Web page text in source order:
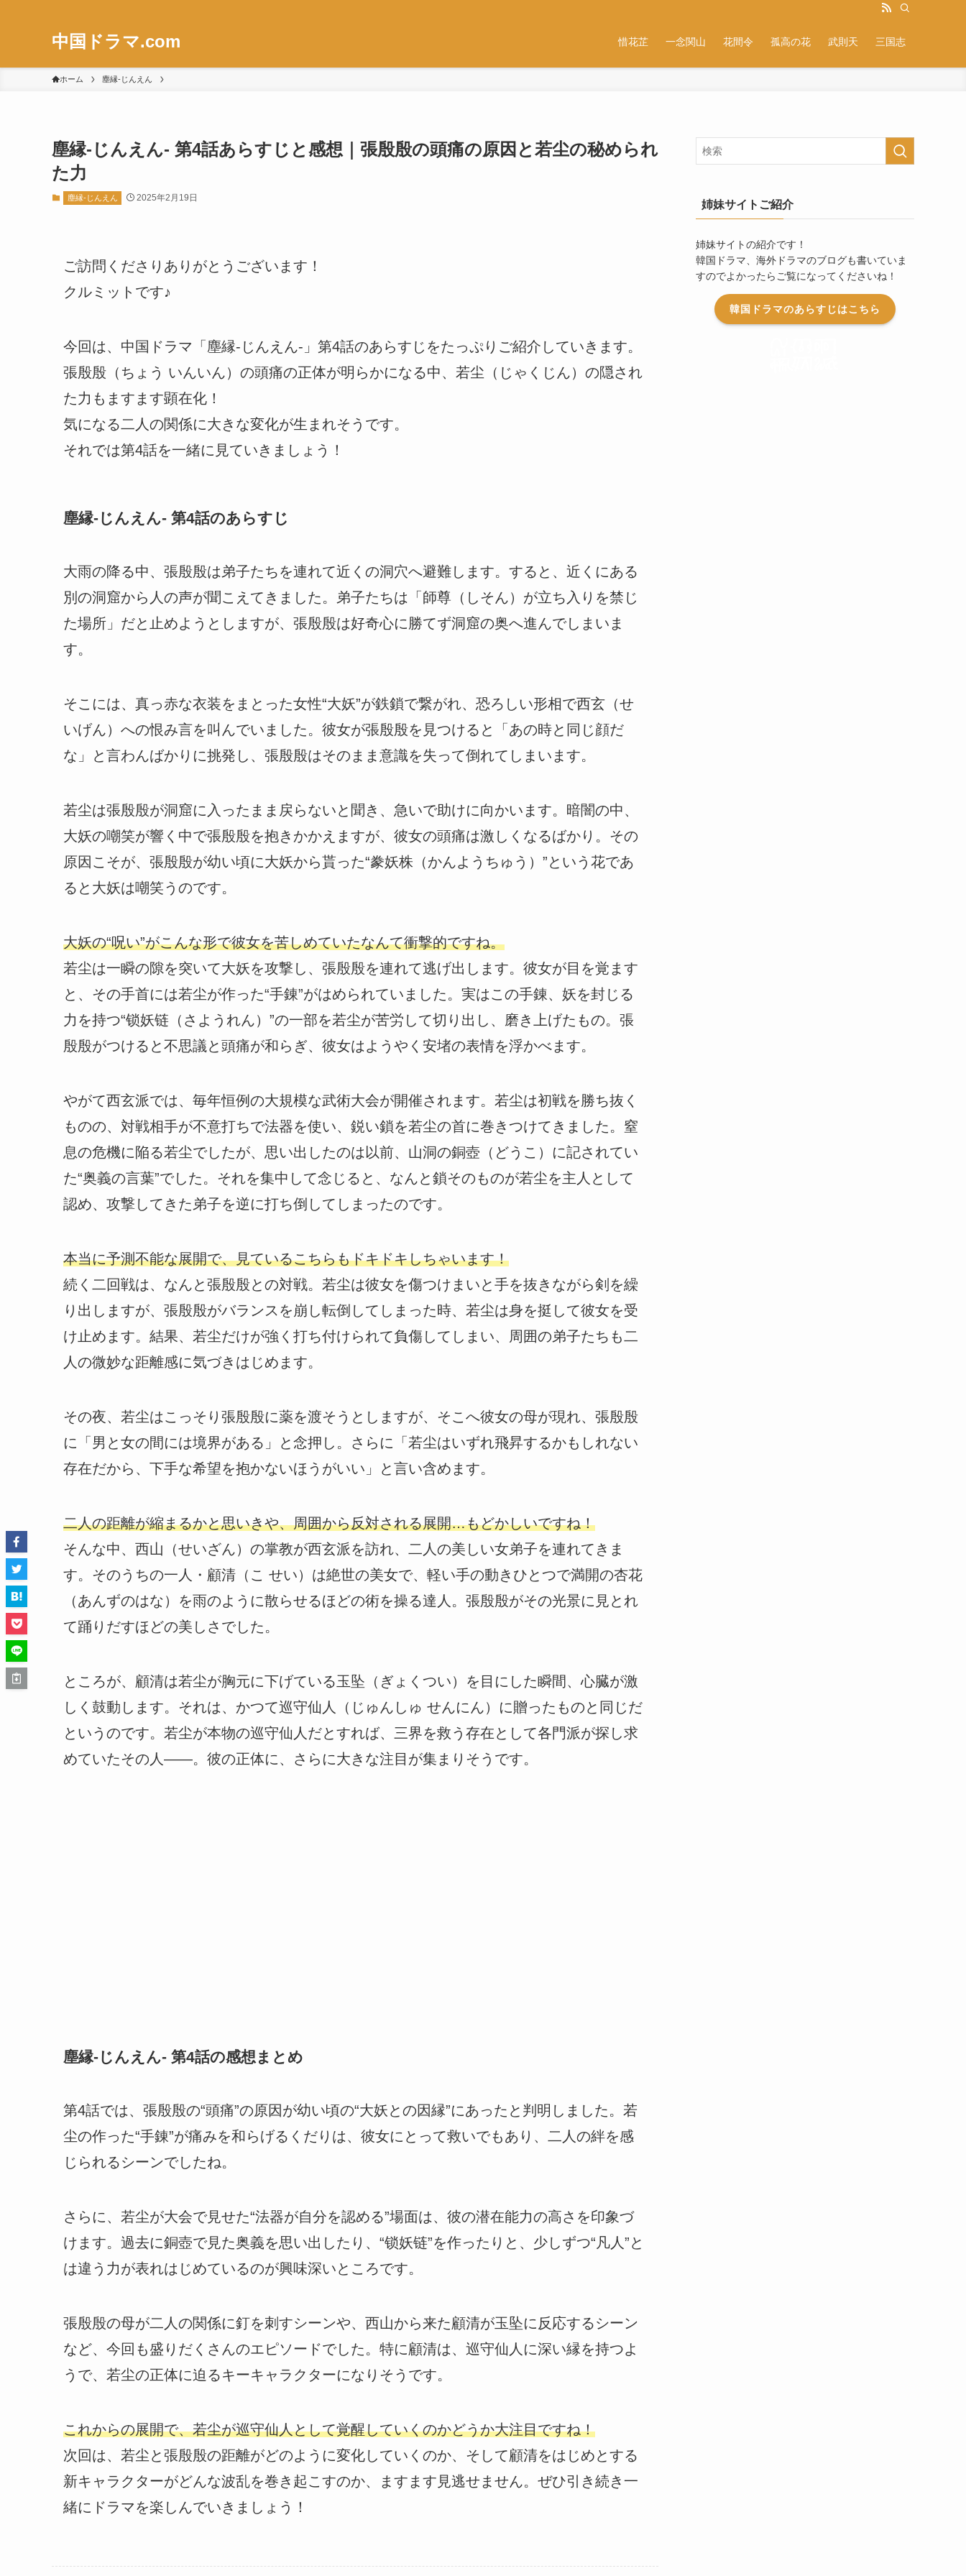
中国ドラマ.com 惜花芷 一念関山 花間令 孤高の花 武則天 三国志
ホーム 塵縁-じんえん
塵縁-じんえん- 第4話あらすじと感想｜張殷殷の頭痛の原因と若尘の秘められ
た力
塵縁-じんえん 2025年2月19日
ご訪問くださりありがとうございます！
クルミットです♪
今回は、中国ドラマ「塵縁-じんえん-」第4話のあらすじをたっぷりご紹介していきます。
張殷殷（ちょう いんいん）の頭痛の正体が明らかになる中、若尘（じゃくじん）の隠され
た力もますます顕在化！
気になる二人の関係に大きな変化が生まれそうです。
それでは第4話を一緒に見ていきましょう！
塵縁-じんえん- 第4話のあらすじ
大雨の降る中、張殷殷は弟子たちを連れて近くの洞穴へ避難します。すると、近くにある
別の洞窟から人の声が聞こえてきました。弟子たちは「師尊（しそん）が立ち入りを禁じ
た場所」だと止めようとしますが、張殷殷は好奇心に勝てず洞窟の奥へ進んでしまいま
す。
そこには、真っ赤な衣装をまとった女性“大妖”が鉄鎖で繋がれ、恐ろしい形相で西玄（せ
いげん）への恨み言を叫んでいました。彼女が張殷殷を見つけると「あの時と同じ顔だ
な」と言わんばかりに挑発し、張殷殷はそのまま意識を失って倒れてしまいます。
若尘は張殷殷が洞窟に入ったまま戻らないと聞き、急いで助けに向かいます。暗闇の中、
大妖の嘲笑が響く中で張殷殷を抱きかかえますが、彼女の頭痛は激しくなるばかり。その
原因こそが、張殷殷が幼い頃に大妖から貰った“豢妖株（かんようちゅう）”という花であ
ると大妖は嘲笑うのです。
大妖の“呪い”がこんな形で彼女を苦しめていたなんて衝撃的ですね。
若尘は一瞬の隙を突いて大妖を攻撃し、張殷殷を連れて逃げ出します。彼女が目を覚ます
と、その手首には若尘が作った“手錬”がはめられていました。実はこの手錬、妖を封じる
力を持つ“锁妖链（さようれん）”の一部を若尘が苦労して切り出し、磨き上げたもの。張
殷殷がつけると不思議と頭痛が和らぎ、彼女はようやく安堵の表情を浮かべます。
やがて西玄派では、毎年恒例の大規模な武術大会が開催されます。若尘は初戦を勝ち抜く
ものの、対戦相手が不意打ちで法器を使い、鋭い鎖を若尘の首に巻きつけてきました。窒
息の危機に陥る若尘でしたが、思い出したのは以前、山洞の銅壺（どうこ）に記されてい
た“奥義の言葉”でした。それを集中して念じると、なんと鎖そのものが若尘を主人として
認め、攻撃してきた弟子を逆に打ち倒してしまったのです。
本当に予測不能な展開で、見ているこちらもドキドキしちゃいます！
続く二回戦は、なんと張殷殷との対戦。若尘は彼女を傷つけまいと手を抜きながら剣を繰
り出しますが、張殷殷がバランスを崩し転倒してしまった時、若尘は身を挺して彼女を受
け止めます。結果、若尘だけが強く打ち付けられて負傷してしまい、周囲の弟子たちも二
人の微妙な距離感に気づきはじめます。
その夜、若尘はこっそり張殷殷に薬を渡そうとしますが、そこへ彼女の母が現れ、張殷殷
に「男と女の間には境界がある」と念押し。さらに「若尘はいずれ飛昇するかもしれない
存在だから、下手な希望を抱かないほうがいい」と言い含めます。
二人の距離が縮まるかと思いきや、周囲から反対される展開…もどかしいですね！
そんな中、西山（せいざん）の掌教が西玄派を訪れ、二人の美しい女弟子を連れてきま
す。そのうちの一人・顧清（こ せい）は絶世の美女で、軽い手の動きひとつで満開の杏花
（あんずのはな）を雨のように散らせるほどの術を操る達人。張殷殷がその光景に見とれ
て踊りだすほどの美しさでした。
ところが、顧清は若尘が胸元に下げている玉坠（ぎょくつい）を目にした瞬間、心臓が激
しく鼓動します。それは、かつて巡守仙人（じゅんしゅ せんにん）に贈ったものと同じだ
というのです。若尘が本物の巡守仙人だとすれば、三界を救う存在として各門派が探し求
めていたその人――。彼の正体に、さらに大きな注目が集まりそうです。
塵縁-じんえん- 第4話の感想まとめ
第4話では、張殷殷の“頭痛”の原因が幼い頃の“大妖との因縁”にあったと判明しました。若
尘の作った“手錬”が痛みを和らげるくだりは、彼女にとって救いでもあり、二人の絆を感
じられるシーンでしたね。
さらに、若尘が大会で見せた“法器が自分を認める”場面は、彼の潜在能力の高さを印象づ
けます。過去に銅壺で見た奥義を思い出したり、“锁妖链”を作ったりと、少しずつ“凡人”と
は違う力が表れはじめているのが興味深いところです。
張殷殷の母が二人の関係に釘を刺すシーンや、西山から来た顧清が玉坠に反応するシーン
など、今回も盛りだくさんのエピソードでした。特に顧清は、巡守仙人に深い縁を持つよ
うで、若尘の正体に迫るキーキャラクターになりそうです。
これからの展開で、若尘が巡守仙人として覚醒していくのかどうか大注目ですね！
次回は、若尘と張殷殷の距離がどのように変化していくのか、そして顧清をはじめとする
新キャラクターがどんな波乱を巻き起こすのか、ますます見逃せません。ぜひ引き続き一
緒にドラマを楽しんでいきましょう！
姉妹サイトご紹介
姉妹サイトの紹介です！
韓国ドラマ、海外ドラマのブログも書いていま
すのでよかったらご覧になってくださいね！
韓国ドラマのあらすじはこちら